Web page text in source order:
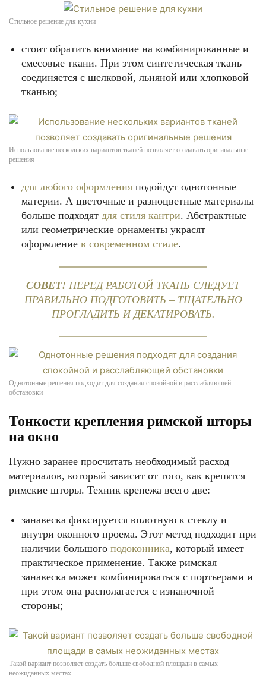
Стильное решение для кухни
стоит обратить внимание на комбинированные и
смесовые ткани. При этом синтетическая ткань
соединяется с шелковой, льняной или хлопковой
тканью;
Использование нескольких вариантов тканей позволяет создавать оригинальные
решения
для любого оформления подойдут однотонные
материи. А цветочные и разноцветные материалы
больше подходят для стиля кантри. Абстрактные
или геометрические орнаменты украсят
оформление в современном стиле.
СОВЕТ! ПЕРЕД РАБОТОЙ ТКАНЬ СЛЕДУЕТ
ПРАВИЛЬНО ПОДГОТОВИТЬ – ТЩАТЕЛЬНО
ПРОГЛАДИТЬ И ДЕКАТИРОВАТЬ.
Однотонные решения подходят для создания спокойной и расслабляющей
обстановки
Тонкости крепления римской шторы
на окно
Нужно заранее просчитать необходимый расход
материалов, который зависит от того, как крепятся
римские шторы. Техник крепежа всего две:
занавеска фиксируется вплотную к стеклу и
внутри оконного проема. Этот метод подходит при
наличии большого подоконника, который имеет
практическое применение. Также римская
занавеска может комбинироваться с портьерами и
при этом она располагается с изнаночной
стороны;
Такой вариант позволяет создать больше свободной площади в самых
неожиданных местах